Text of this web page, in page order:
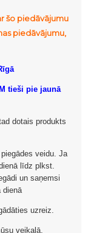
šo piedāvājumu
piedāvājumu,
tieši pie jaunā
dotais produkts
veidu. Ja
līdz plkst.
un saņemsi
dienā
uzreiz.
veikalā,